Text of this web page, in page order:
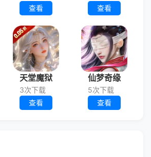
查看
查看
天堂魔狱
3次下载
查看
仙梦奇缘
5次下载
查看